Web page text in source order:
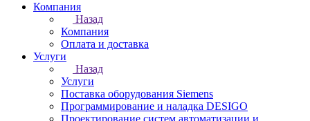
Компания
Назад
Компания
Оплата и доставка
Услуги
Назад
Услуги
Поставка оборудования Siemens
Программирование и наладка DESIGO
Проектирование систем автоматизации и